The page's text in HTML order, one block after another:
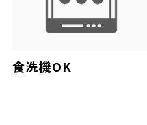
食洗機OK